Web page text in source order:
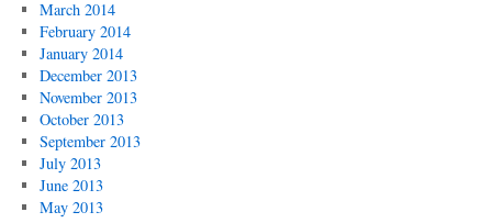
March 2014
February 2014
January 2014
December 2013
November 2013
October 2013
September 2013
July 2013
June 2013
May 2013